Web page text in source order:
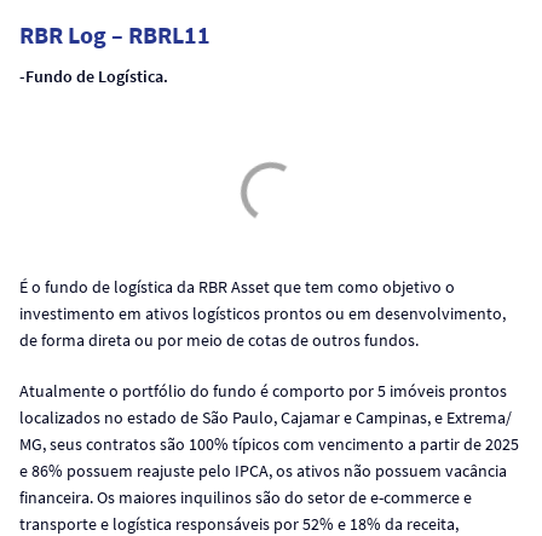
RBR Log – RBRL11
-Fundo de Logística.
É o fundo de logística da RBR Asset que tem como objetivo o
investimento em ativos logísticos prontos ou em desenvolvimento,
de forma direta ou por meio de cotas de outros fundos.
Atualmente o portfólio do fundo é comporto por 5 imóveis prontos
localizados no estado de São Paulo, Cajamar e Campinas, e Extrema/
MG, seus contratos são 100% típicos com vencimento a partir de 2025
e 86% possuem reajuste pelo IPCA, os ativos não possuem vacância
financeira. Os maiores inquilinos são do setor de e-commerce e
transporte e logística responsáveis por 52% e 18% da receita,